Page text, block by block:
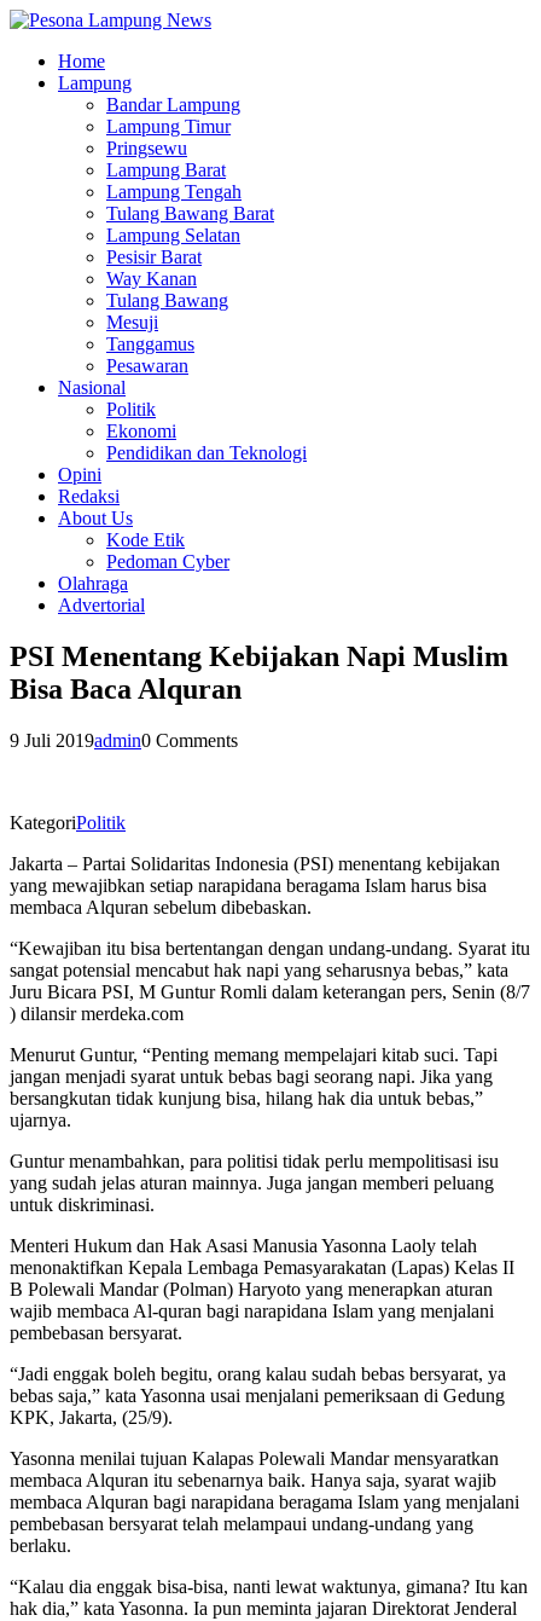
Home
Lampung
Bandar Lampung
Lampung Timur
Pringsewu
Lampung Barat
Lampung Tengah
Tulang Bawang Barat
Lampung Selatan
Pesisir Barat
Way Kanan
Tulang Bawang
Mesuji
Tanggamus
Pesawaran
Nasional
Politik
Ekonomi
Pendidikan dan Teknologi
Opini
Redaksi
About Us
Kode Etik
Pedoman Cyber
Olahraga
Advertorial
PSI Menentang Kebijakan Napi Muslim
Bisa Baca Alquran
9 Juli 2019admin0 Comments
KategoriPolitik
Jakarta – Partai Solidaritas Indonesia (PSI) menentang kebijakan
yang mewajibkan setiap narapidana beragama Islam harus bisa
membaca Alquran sebelum dibebaskan.
“Kewajiban itu bisa bertentangan dengan undang-undang. Syarat itu
sangat potensial mencabut hak napi yang seharusnya bebas,” kata
Juru Bicara PSI, M Guntur Romli dalam keterangan pers, Senin (8/7
) dilansir merdeka.com
Menurut Guntur, “Penting memang mempelajari kitab suci. Tapi
jangan menjadi syarat untuk bebas bagi seorang napi. Jika yang
bersangkutan tidak kunjung bisa, hilang hak dia untuk bebas,”
ujarnya.
Guntur menambahkan, para politisi tidak perlu mempolitisasi isu
yang sudah jelas aturan mainnya. Juga jangan memberi peluang
untuk diskriminasi.
Menteri Hukum dan Hak Asasi Manusia Yasonna Laoly telah
menonaktifkan Kepala Lembaga Pemasyarakatan (Lapas) Kelas II
B Polewali Mandar (Polman) Haryoto yang menerapkan aturan
wajib membaca Al-quran bagi narapidana Islam yang menjalani
pembebasan bersyarat.
“Jadi enggak boleh begitu, orang kalau sudah bebas bersyarat, ya
bebas saja,” kata Yasonna usai menjalani pemeriksaan di Gedung
KPK, Jakarta, (25/9).
Yasonna menilai tujuan Kalapas Polewali Mandar mensyaratkan
membaca Alquran itu sebenarnya baik. Hanya saja, syarat wajib
membaca Alquran bagi narapidana beragama Islam yang menjalani
pembebasan bersyarat telah melampaui undang-undang yang
berlaku.
“Kalau dia enggak bisa-bisa, nanti lewat waktunya, gimana? Itu kan
hak dia,” kata Yasonna. Ia pun meminta jajaran Direktorat Jenderal